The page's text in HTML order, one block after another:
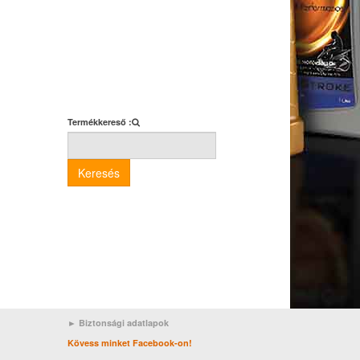
Termékkereső :
Keresés
► Biztonsági adatlapok
Kövess minket Facebook-on!